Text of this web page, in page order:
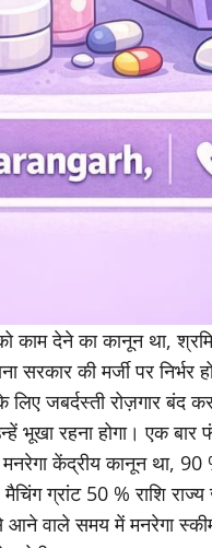
काम देने का कानून था,
सरकार की मर्जी पर
लिए जबर्दस्ती रोज़गार
रहना होगा। एक बार
केंद्रीय कानून था, 90